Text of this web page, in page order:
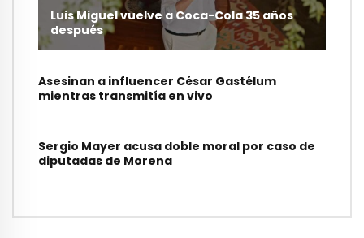
Luis Miguel vuelve a Coca-Cola 35 años
después
Asesinan a influencer César Gastélum
mientras transmitía en vivo
Sergio Mayer acusa doble moral por caso de
diputadas de Morena